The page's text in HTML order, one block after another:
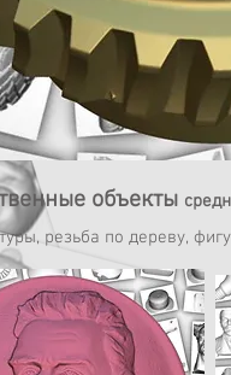
объекты
резьба по дереву,